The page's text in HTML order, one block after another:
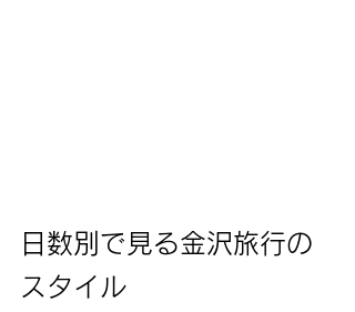
日数別で見る金沢旅行の
スタイル